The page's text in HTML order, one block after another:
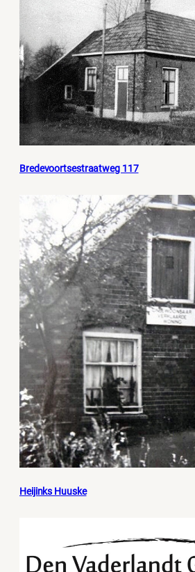
Bredevoortsestraatweg 117
Heijinks Huuske